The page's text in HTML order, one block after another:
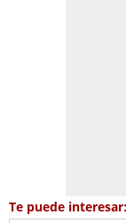
Te puede interesar: